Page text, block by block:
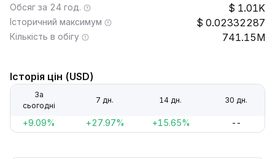
Обсяг за 24 год. 1.01K
Історичний максимум 0.02332287
Кількість в обігу 741.15M
Історія цін (USD)
За
сьогодні
7 дн. 14 дн. 30 дн.
+9.09% +27.97% +15.65% --